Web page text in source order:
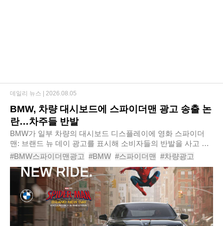
BMW, 차량 대시보드에 스파이더맨 광고 송출 논
란…차주들 반발
BMW가 일부 차량의 대시보드 디스플레이에 영화 스파이더
맨: 브랜드 뉴 데이 광고를 표시해 소비자들의 반발을 사고 있
다. 고가의 차량을 구매한 뒤에도 차량 내 디스플레이를 통해
광고를 보게 되었다는 점에서 온라인을 중..
#BMW스파이더맨광고 #BMW #스파이더맨 #차량광고
#인포테인먼트 #대시보드 #마블 #자동차
데일리 뉴스 | 2026.08.05